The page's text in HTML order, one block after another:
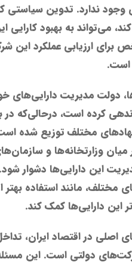
ندارد. تدوین سیاستی
می‌تواند به بهبود
ارزیابی عملکرد این
دولت مدیریت دارایی‌های
کرده است، درحالی‌که
مختلف توزیع شده
میان وزارتخانه‌ها و
این دارایی‌ها دشوار
مختلف، مانند استفاده
این دارایی‌ها کمک کند.
اصلی در اقتصاد ایران،
دولتی است. این